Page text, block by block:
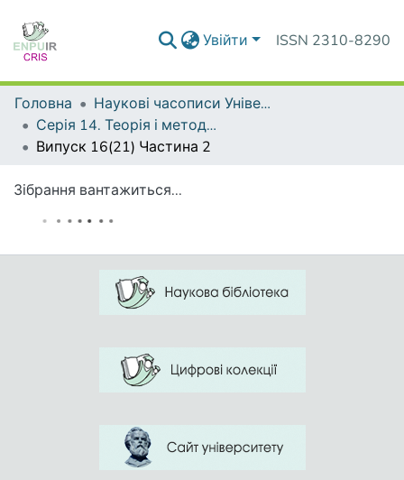
Увійти ISSN 2310-8290
Головна
Наукові часописи Університету
Серія 14. Теорія і методика мистецької освіти
Випуск 16(21) Частина 2
Зібрання вантажиться...